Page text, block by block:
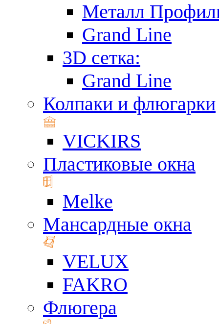
Металл
Grand Line
3D сетка:
Grand Line
Колпаки и флюгарки
VICKIRS
Пластиковые окна
Melke
Мансардные окна
VELUX
FAKRO
Флюгера